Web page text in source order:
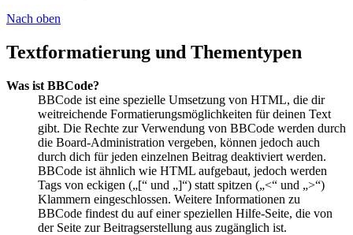
Nach oben
Textformatierung und Thementypen
Was ist BBCode?
BBCode ist eine spezielle Umsetzung von HTML, die dir
weitreichende Formatierungsmöglichkeiten für deinen Text
gibt. Die Rechte zur Verwendung von BBCode werden durch
die Board-Administration vergeben, können jedoch auch
durch dich für jeden einzelnen Beitrag deaktiviert werden.
BBCode ist ähnlich wie HTML aufgebaut, jedoch werden
Tags von eckigen („[“ und „]“) statt spitzen („<“ und „>“)
Klammern eingeschlossen. Weitere Informationen zu
BBCode findest du auf einer speziellen Hilfe-Seite, die von
der Seite zur Beitragserstellung aus zugänglich ist.